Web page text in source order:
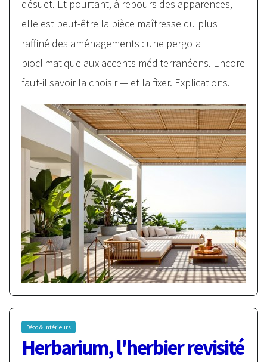
désuet. Et pourtant, à rebours des apparences,
elle est peut-être la pièce maîtresse du plus
raffiné des aménagements : une pergola
bioclimatique aux accents méditerranéens. Encore
faut-il savoir la choisir — et la fixer. Explications.
Déco & Intérieurs
Herbarium, l'herbier revisité